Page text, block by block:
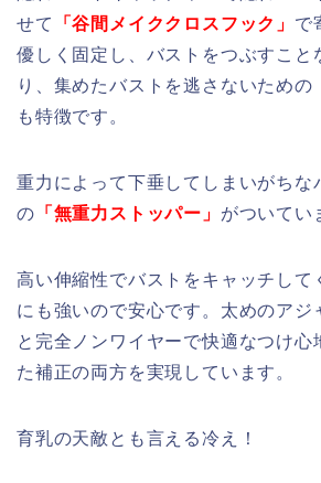
せて
「谷間メイククロスフック」 で
優しく固定し、バストをつぶすこと
り、 集めたバストを逃さないための
も特徴です。
重力によって下垂してしまいがちな
の 「無重力ストッパー」 がついてい
高い伸縮性でバストをキャッチして
にも強いので安心です。太めのアジ
と完全ノンワイヤーで快適なつけ心
た補正の両方を実現しています。
育乳の天敵とも言える冷え！